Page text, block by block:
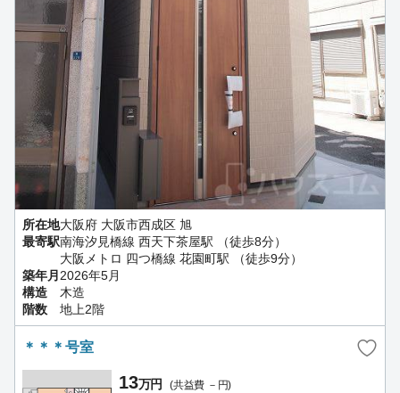
所在地大阪府 大阪市西成区 旭
最寄駅南海汐見橋線 西天下茶屋駅 （徒歩8分）
大阪メトロ 四つ橋線 花園町駅 （徒歩9分）
築年月2026年5月
構造
木造
階数
地上2階
＊＊＊号室
13万円 (共益費 －円)